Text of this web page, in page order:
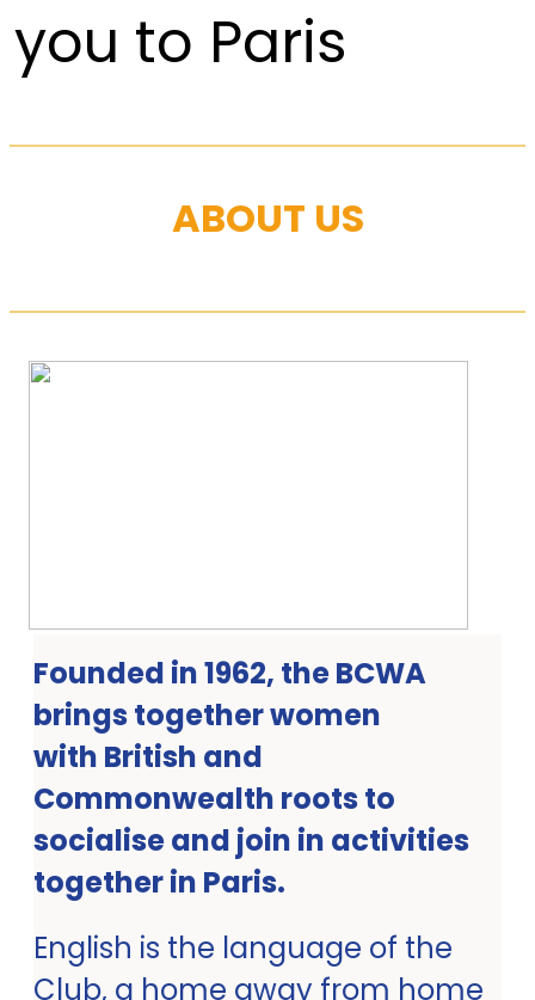
you to Paris
ABOUT US
Founded in 1962, the BCWA
brings together women
with British and
Commonwealth roots to
socialise and join in activities
together in Paris.
English is the language of the
Club, a home away from home